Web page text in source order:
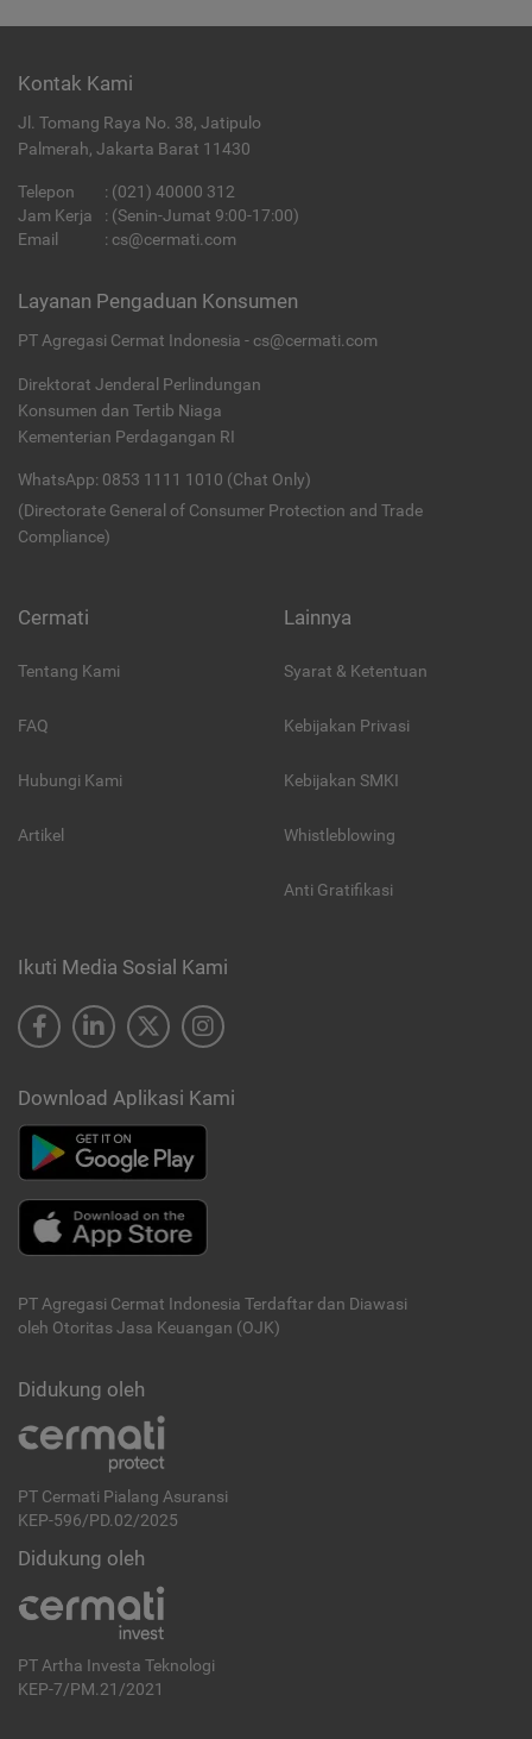
Kontak Kami
Jl. Tomang Raya No. 38, Jatipulo
Palmerah, Jakarta Barat 11430
Telepon : (021) 40000 312
Jam Kerja
: (Senin-Jumat 9:00-17:00)
Email
: cs@cermati.com
Layanan Pengaduan Konsumen
PT Agregasi Cermat Indonesia - cs@cermati.com
Direktorat Jenderal Perlindungan
Konsumen dan Tertib Niaga
Kementerian Perdagangan RI
WhatsApp: 0853 1111 1010 (Chat Only)
(Directorate General of Consumer Protection and Trade
Compliance)
Cermati
Tentang Kami
FAQ
Hubungi Kami
Artikel
Lainnya
Syarat & Ketentuan
Kebijakan Privasi
Kebijakan SMKI
Whistleblowing
Anti Gratifikasi
Ikuti Media Sosial Kami
Download Aplikasi Kami
PT Agregasi Cermat Indonesia Terdaftar dan Diawasi
oleh Otoritas Jasa Keuangan (OJK)
Didukung oleh
PT Cermati Pialang Asuransi
KEP-596/PD.02/2025
Didukung oleh
PT Artha Investa Teknologi
KEP-7/PM.21/2021